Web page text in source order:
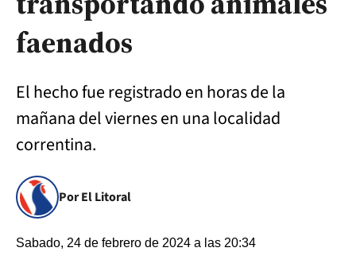
faenados
El hecho fue registrado en horas de la
mañana del viernes en una localidad
correntina.
Por El Litoral
Sabado, 24 de febrero de 2024 a las 20:34